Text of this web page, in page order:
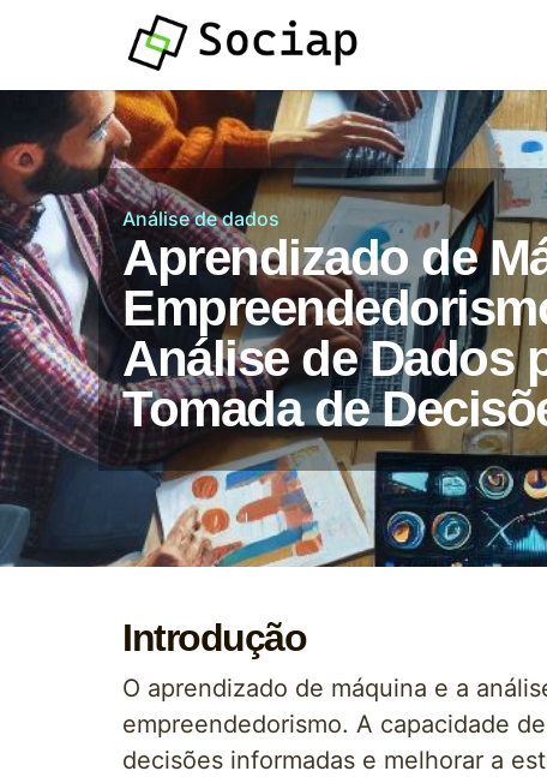
Atendimento por
Whatsapp
Análise de dados
Aprendizado de
Análise de Dados
Tomada de
Introdução
O aprendizado de máquina e a
empreendedorismo. A capacidade
decisões informadas e melhorar a